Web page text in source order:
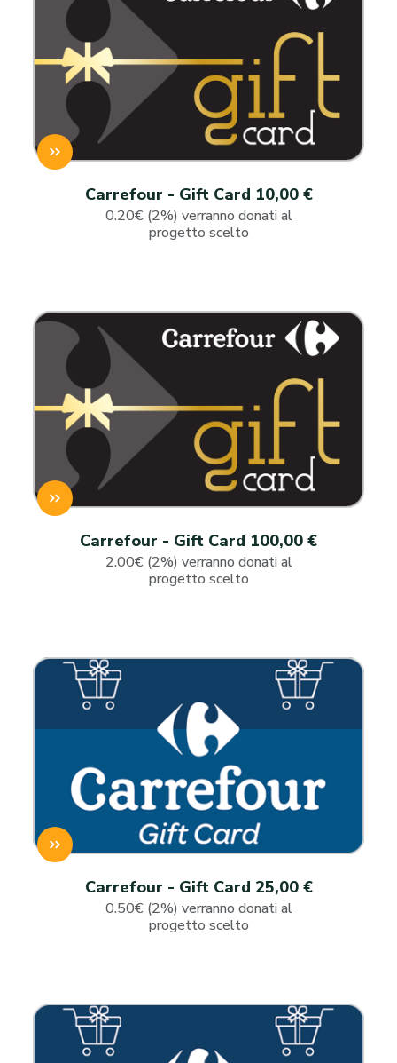
Carrefour - Gift Card 10,00 €
0.20€ (2%) verranno donati al
progetto scelto
Carrefour - Gift Card 100,00 €
2.00€ (2%) verranno donati al
progetto scelto
Carrefour - Gift Card 25,00 €
0.50€ (2%) verranno donati al
progetto scelto